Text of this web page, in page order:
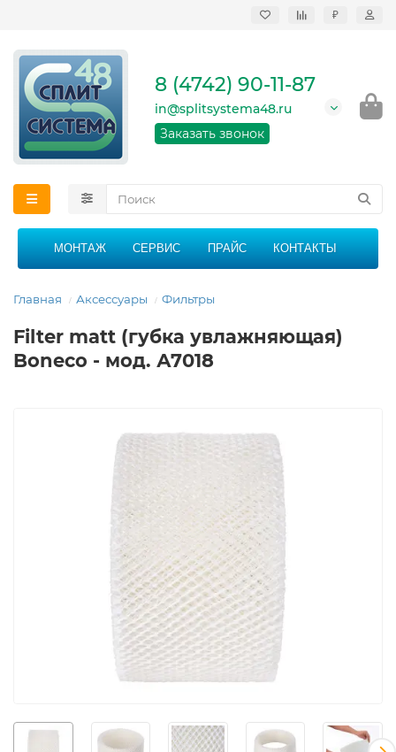
₽
кондиционеров в
области
График работы: 9:00 -
21:00 без перерыва и
8 (4742) 90-11-87
in@splitsystema48.ru
Заказать звонок
МОНТАЖ СЕРВИС ПРАЙС КОНТАКТЫ
Главная Аксессуары Фильтры
Filter matt (губка увлажняющая)
Boneco - мод. А7018